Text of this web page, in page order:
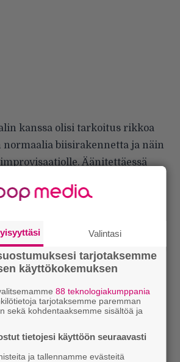
kanssa olisi tarkoitus rikkoa
normaalia biisirakennetta ja näin
Äänitettäessä
hyvä fiilis, se on kaiken a ja o,
puhutaan! Nappaa raskaan
puheenaiheet suoraan
Valintasi
tarjotaksemme
käyttökokemuksen
88 teknologiakumppania
tarjotaksemme paremman
sekä kohdentaaksemme sisältöä ja
tietojesi käyttöön seuraavasti
ja tallennamme evästeitä